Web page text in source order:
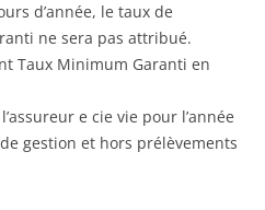
d’année, le taux de
ne sera pas attribué.
Taux Minimum Garanti en
e cie vie pour l’année
gestion et hors prélèvements